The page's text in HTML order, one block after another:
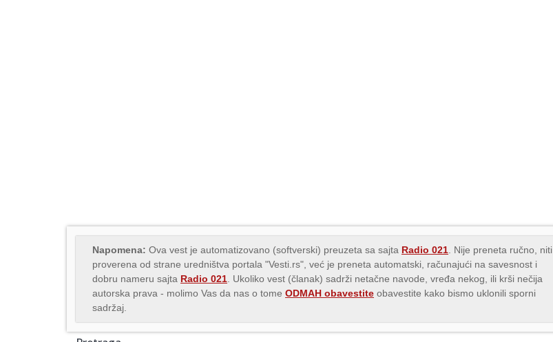
Napomena: Ova vest je automatizovano (softverski) preuzeta sa sajta Radio 021 . Nije preneta ručno, niti
proverena od strane uredništva portala "Vesti.rs", već je preneta automatski, računajući na savesnost i
dobru nameru sajta Radio 021 . Ukoliko vest (članak) sadrži netačne navode, vređa nekog, ili krši nečija
autorska prava - molimo Vas da nas o tome ODMAH obavestite obavestite kako bismo uklonili sporni
sadržaj.